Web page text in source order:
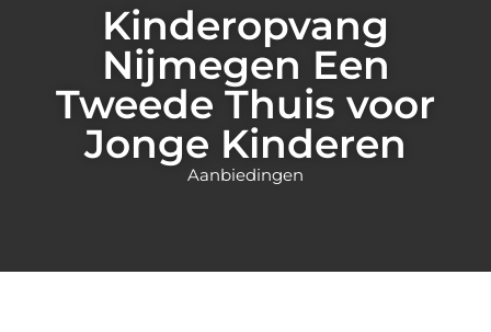
Kinderopvang
Nijmegen Een
Tweede Thuis voor
Jonge Kinderen
Aanbiedingen